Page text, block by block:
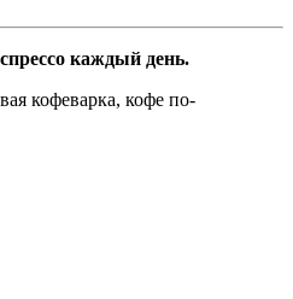
каждый день.
кофеварка, кофе по-